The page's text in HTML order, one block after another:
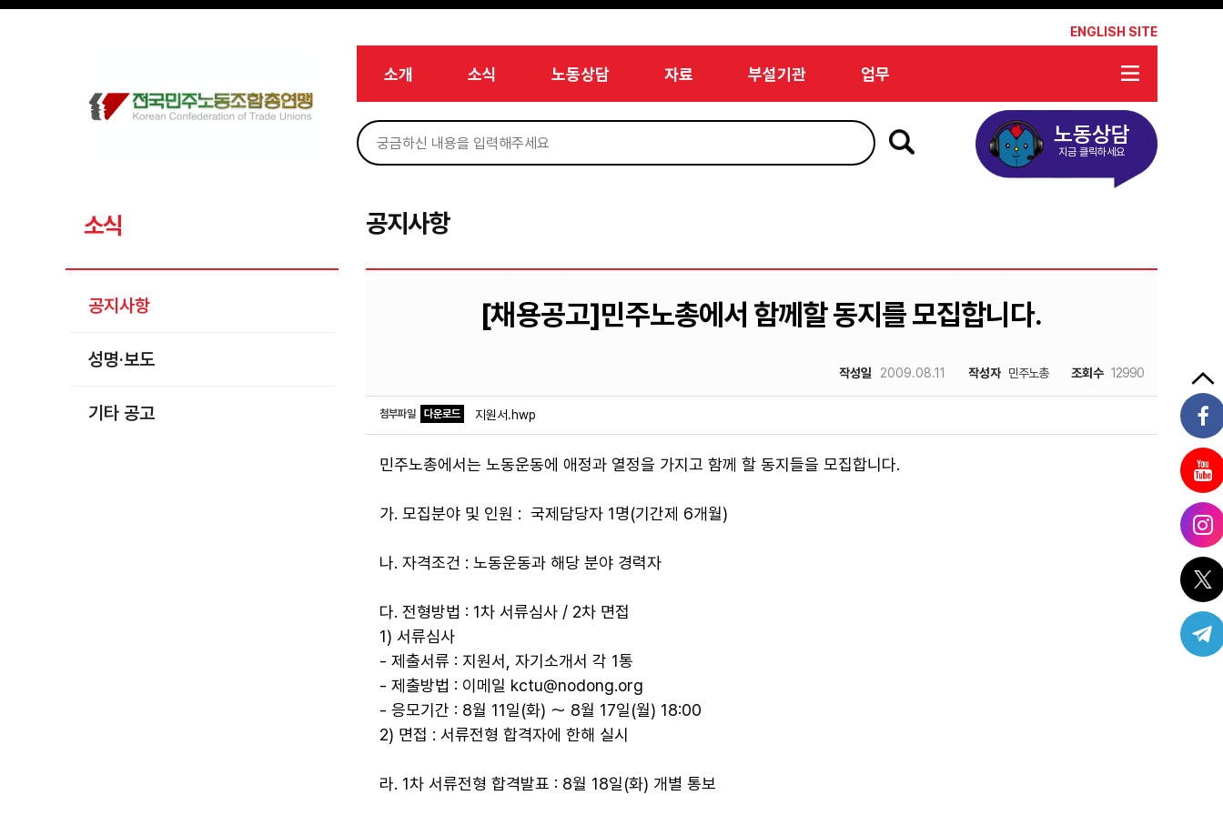
메뉴 건너뛰기
ENGLISH SITE
소개 소식 노동상담 자료 부설기관 업무
노동상담
지금 클릭하세요
소식
공지사항
성명·보도
기타 공고
공지사항
[채용공고]민주노총에서 함께할 동지를 모집합니다.
작성일 2009.08.11 작성자 민주노총 조회수 12990
첨부파일 다운로드 지원서.hwp
민주노총에서는 노동운동에 애정과 열정을 가지고 함께 할 동지들을 모집합니다.
가. 모집분야 및 인원 : 국제담당자 1명(기간제 6개월)
나. 자격조건 : 노동운동과 해당 분야 경력자
다. 전형방법 : 1차 서류심사 / 2차 면접
1) 서류심사
- 제출서류 : 지원서, 자기소개서 각 1통
- 제출방법 : 이메일 kctu@nodong.org
- 응모기간 : 8월 11일(화) ～ 8월 17일(월) 18:00
2) 면접 : 서류전형 합격자에 한해 실시
라. 1차 서류전형 합격발표 : 8월 18일(화) 개별 통보
Sketchbook5, 스케치북5